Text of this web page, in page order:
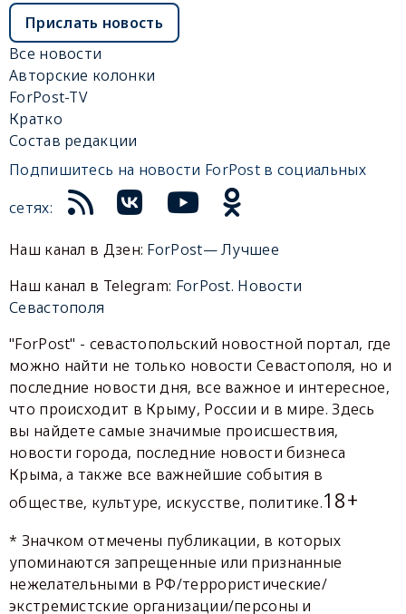
Прислать новость
Все новости
Авторские колонки
ForPost-TV
Кратко
Состав редакции
Подпишитесь на новости ForPost в социальных
сетях:
Наш канал в Дзен: ForPost— Лучшее
Наш канал в Telegram: ForPost. Новости
Севастополя
"ForPost" - севастопольский новостной портал, где
можно найти не только новости Севастополя, но и
последние новости дня, все важное и интересное,
что происходит в Крыму, России и в мире. Здесь
вы найдете самые значимые происшествия,
новости города, последние новости бизнеса
Крыма, а также все важнейшие события в
обществе, культуре, искусстве, политике.18+
* Значком отмечены публикации, в которых
упоминаются запрещенные или признанные
нежелательными в РФ/террористические/
экстремистские организации/персоны и